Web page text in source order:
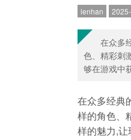
lenhan
在众多
色、精彩刺
够在游戏中
在众多经典
样的角色、
样的魅力,让